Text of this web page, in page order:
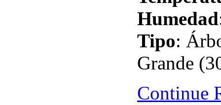
Humedad
Tipo:
Grande
Continue